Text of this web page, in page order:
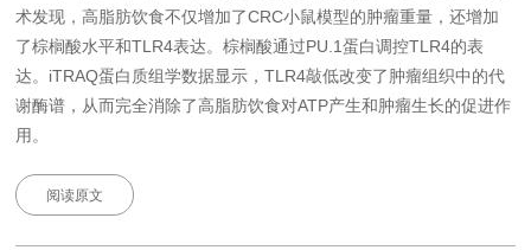
术发现，高脂肪饮食不仅增加了CRC小鼠模型的肿瘤重量，还增加
了棕榈酸水平和TLR4表达。棕榈酸通过PU.1蛋白调控TLR4的表
达。iTRAQ蛋白质组学数据显示，TLR4敲低改变了肿瘤组织中的代
谢酶谱，从而完全消除了高脂肪饮食对ATP产生和肿瘤生长的促进作
用。
阅读原文